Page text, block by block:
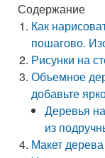
Содержание
Как
пошагово.
Рисунки на
Объемное
добавьте
Деревья
из
Макет